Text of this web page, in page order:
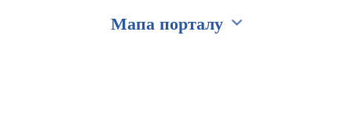
Мапа порталу